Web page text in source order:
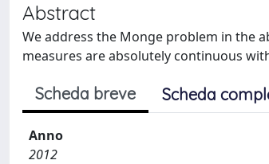
Abstract
We address the Monge problem in the
measures are absolutely continuous
Scheda breve Scheda
Anno
2012